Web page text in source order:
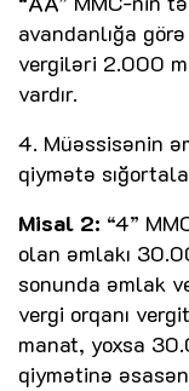
avandanlığa
vergiləri 2.000
vardır.
4. Müəssisənin
qiymətə
Misal 2: “4”
olan əmlakı
sonunda əmlak
vergi orqanı
manat, yoxsa
qiymətinə